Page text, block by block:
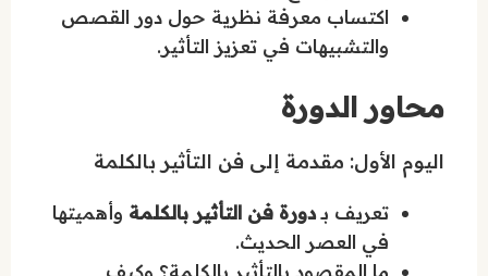
اكتساب معرفة نظرية حول دور القصص
والتشبيهات في تعزيز التأثير.
محاور الدورة
اليوم الأول: مقدمة إلى فن التأثير بالكلمة
تعريف بـدورة فن التأثير بالكلمة وأهميتها
في العصر الحديث.
ما المقصود بالتأثير بالكلمة؟ وكيف